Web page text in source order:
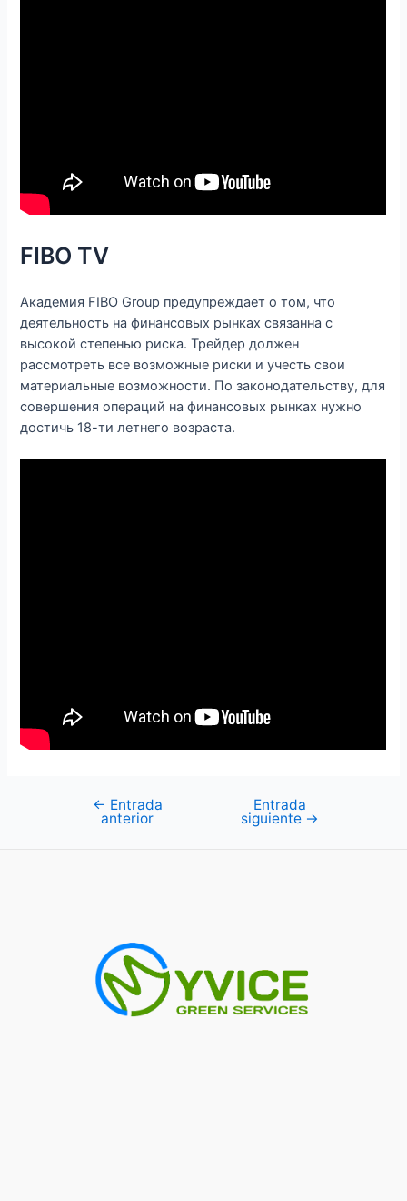
FIBO TV
Академия FIBO Group предупреждает о том, что
деятельность на финансовых рынках связанна с
высокой степенью риска. Трейдер должен
рассмотреть все возможные риски и учесть свои
материальные возможности. По законодательству, для
совершения операций на финансовых рынках нужно
достичь 18-ти летнего возраста.
Navegación
← Entrada
anterior
Entrada
siguiente →